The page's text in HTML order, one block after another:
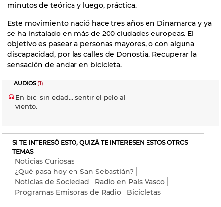
minutos de teórica y luego, práctica.
Este movimiento nació hace tres años en Dinamarca y ya
se ha instalado en más de 200 ciudades europeas. El
objetivo es pasear a personas mayores, o con alguna
discapacidad, por las calles de Donostia. Recuperar la
sensación de andar en bicicleta.
AUDIOS (1)
En bici sin edad... sentir el pelo al
viento.
SI TE INTERESÓ ESTO, QUIZÁ TE INTERESEN ESTOS OTROS
TEMAS
Noticias Curiosas
¿Qué pasa hoy en San Sebastián?
Noticias de Sociedad
Radio en País Vasco
Programas Emisoras de Radio
Bicicletas